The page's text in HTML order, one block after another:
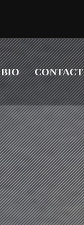
BIO CONTACT